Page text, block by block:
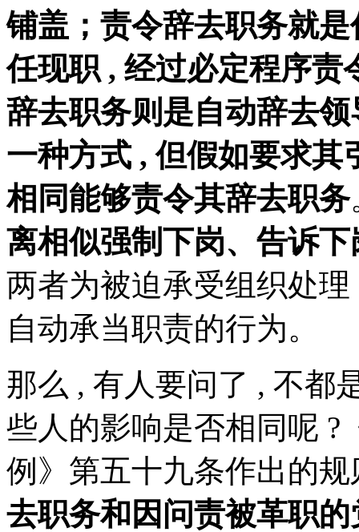
铺盖；责令辞去职务就
任现职 , 经过必定程序责
辞去职务则是自动辞去
一种方式 , 但假如要求其
相同能够责令其辞去职务
离相似强制下岗、告诉
两者为被迫承受组织处
自动承当职责的行为。
那么 , 有人要问了 , 不都
些人的影响是否相同呢 ?
例》第五十九条作出的规
去职务和因问责被革职